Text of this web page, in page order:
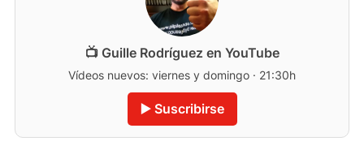
📺 Guille Rodríguez en YouTube
Vídeos nuevos: viernes y domingo · 21:30h
▶️ Suscribirse